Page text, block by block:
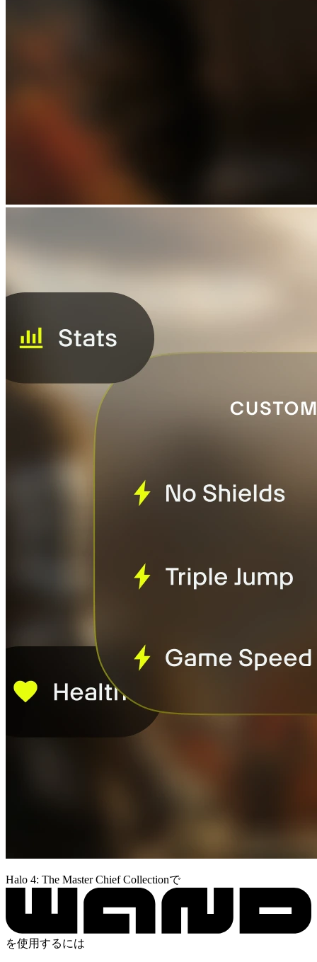
Halo 4: The Master Chief Collectionで
を使用するには